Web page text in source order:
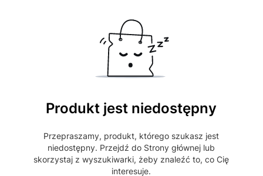
Produkt jest niedostępny
Przepraszamy, produkt, którego szukasz jest
niedostępny. Przejdź do Strony głównej lub
skorzystaj z wyszukiwarki, żeby znaleźć to, co Cię
interesuje.